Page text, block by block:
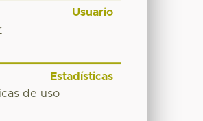
Usuario
Estadísticas
de uso